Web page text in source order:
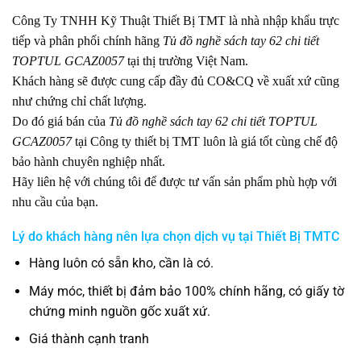
Công Ty TNHH Kỹ Thuật Thiết Bị TMT là nhà nhập khẩu trực
tiếp và phân phối chính hãng Tủ đồ nghề sách tay 62 chi tiết
TOPTUL GCAZ0057tại thị trường Việt Nam.
Khách hàng sẽ được cung cấp đầy đủ CO&CQ về xuất xứ cũng
như chứng chỉ chất lượng.
Do đó giá bán của Tủ đồ nghề sách tay 62 chi tiết TOPTUL
GCAZ0057tại Công ty thiết bị TMT luôn là giá tốt cùng chế độ
bảo hành chuyên nghiệp nhất.
Hãy liên hệ với chúng tôi để được tư vấn sản phẩm phù hợp với
nhu cầu của bạn.
Lý do khách hàng nên lựa chọn dịch vụ tại Thiết Bị TMTC
Hàng luôn có sẵn kho, cần là có.
Máy móc, thiết bị đảm bảo 100% chính hãng, có giấy tờ
chứng minh nguồn gốc xuất xứ.
Giá thành cạnh tranh